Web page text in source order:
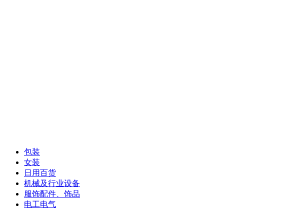
包装
女装
日用百货
机械及行业设备
服饰配件、饰品
电工电气